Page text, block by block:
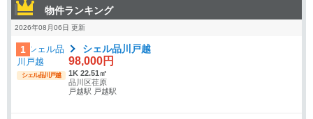
物件ランキング
2026年08月06日 更新
1
シェル品川戸越
シェル品川戸越
98,000円
1K 22.51㎡
品川区荏原
戸越駅 戸越駅